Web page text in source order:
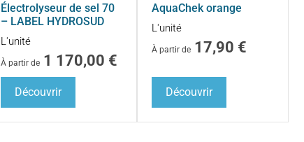
Électrolyseur de sel 70
– LABEL HYDROSUD
L'unité
À partir de 1 170,00 €
Découvrir
AquaChek orange
L'unité
À partir de 17,90 €
Découvrir